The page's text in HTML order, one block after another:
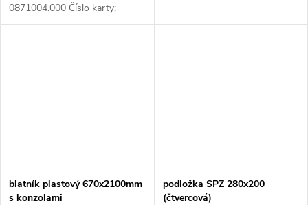
0871004.000 Číslo karty:
090853
blatník plastový 670x2100mm
s konzolami
podložka SPZ 280x200
(čtvercová)